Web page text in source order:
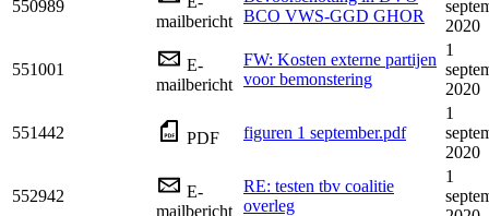
550989
mailbericht BCO VWS-GGD GHOR
2020
551001
E-
mailbericht
FW: Kosten externe partijen
voor bemonstering
1
2020
551442 PDF figuren 1 september.pdf
1
2020
552942
E-
mailbericht
RE: testen tbv coalitie
overleg
1